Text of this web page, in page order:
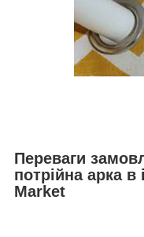
Переваги
потрійна арка в
Market